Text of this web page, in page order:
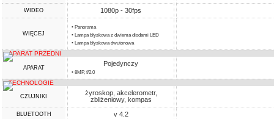
WIDEO 1080p - 30fps
WIĘCEJ
• Panorama
• Lampa błyskowa z dwiema diodami LED
• Lampa błyskowa dwutonowa
APARAT PRZEDNI
APARAT
Pojedynczy
• 8MP, f/2.0
TECHNOLOGIE
CZUJNIKI
żyroskop, akcelerometr,
zbliżeniowy, kompas
BLUETOOTH v 4.2